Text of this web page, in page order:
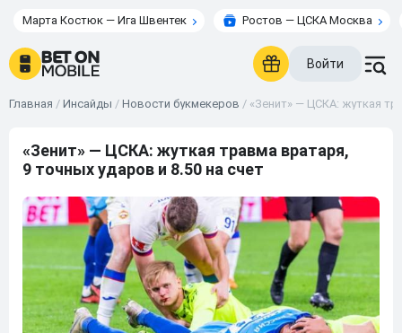
Марта Костюк — Ига Швентек Ростов — ЦСКА Москва
Войти
Главная / Инсайды / Новости букмекеров / «Зенит» — ЦСКА: жуткая
«Зенит» — ЦСКА: жуткая травма вратаря,
9 точных ударов и 8.50 на счет